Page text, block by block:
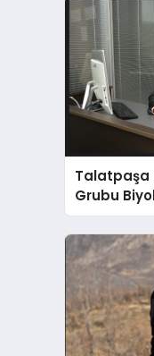
Talatpaşa
Grubu
Dr. Ahmet